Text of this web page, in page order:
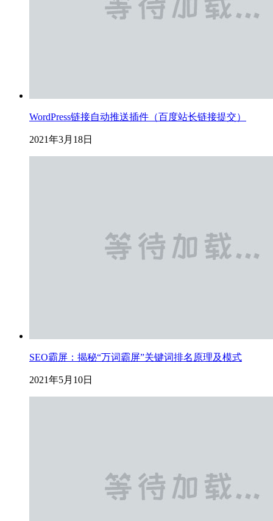
WordPress链接自动推送插件（百度站长链接提交）
2021年3月18日
SEO霸屏：揭秘“万词霸屏”关键词排名原理及模式
2021年5月10日